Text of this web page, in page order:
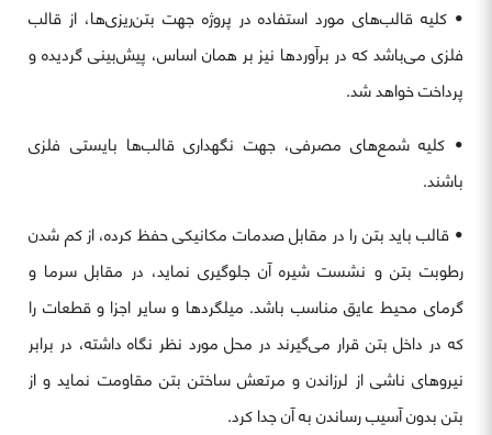
• کلیه قالب‌های مورد استفاده در پروژه جهت بتن‌ریزی‌ها، از قالب
فلزی می‌باشد که در برآوردها نیز بر همان اساس، پیش‌بینی گردیده و
پرداخت خواهد شد.
• کلیه شمع‌های مصرفی، جهت نگهداری قالب‌ها بایستی فلزی
باشند.
• قالب باید بتن را در مقابل صدمات مکانیکی حفظ کرده، از کم شدن
رطوبت بتن و نشست شیره آن جلوگیری نماید، در مقابل سرما و
گرمای محیط عایق مناسب باشد. میلگردها و سایر اجزا و قطعات را
که در داخل بتن قرار می‌گیرند در محل مورد نظر نگاه داشته، در برابر
نیروهای ناشی از لرزاندن و مرتعش ساختن بتن مقاومت نماید و از
بتن بدون آسیب رساندن به آن جدا کرد.